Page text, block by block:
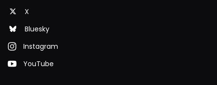
X
Bluesky
Instagram
YouTube